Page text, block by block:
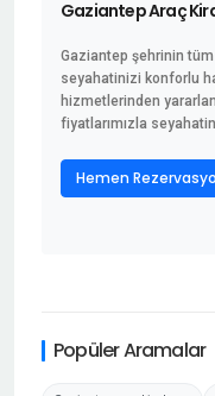
Gaziantep Araç
Gaziantep şehrinin
seyahatinizi konforlu
hizmetlerinden
fiyatlarımızla
Hemen
Popüler Aramalar